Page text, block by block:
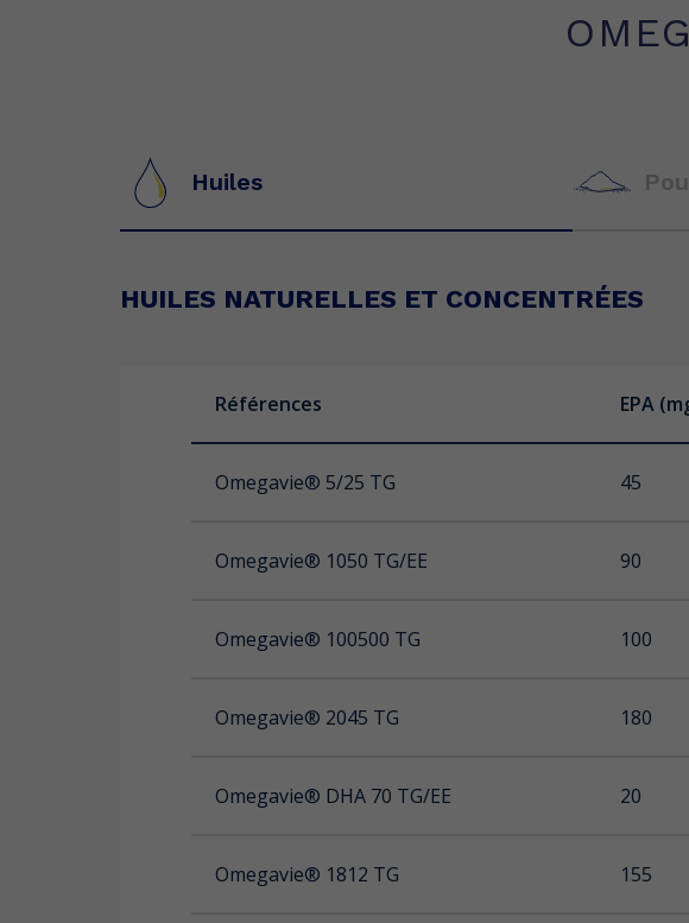
Huiles
HUILES NATURELLES ET CONCENTRÉES
Références EPA
Omegavie® 5/25 TG 45
Omegavie® 1050 TG/EE 90
Omegavie® 100500 TG 100
Omegavie® 2045 TG 180
Omegavie® DHA 70 TG/EE 20
Omegavie® 1812 TG 155
Références EPA
OMEGAVIE® EPA DHA 120 Powder 70
Références EPA
OMEGAVIE® 3624 TG Qualitysilver® Ice 160
OMEGAVIE® DHA CLAIMS -
OMEGAVIE® 1050 TG Qualitysilver® Ice 50
Omega 3 Ubiquinol Licaps® 97